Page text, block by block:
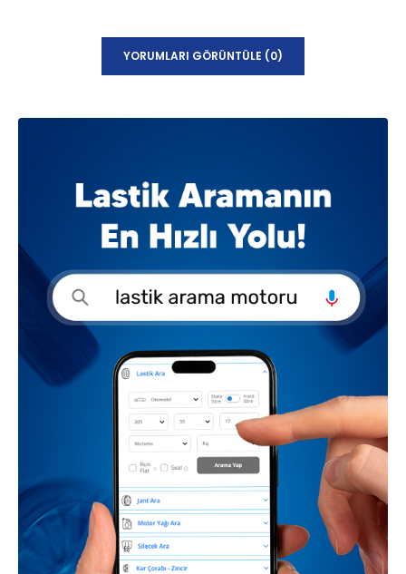
YORUMLARI GÖRÜNTÜLE (0)